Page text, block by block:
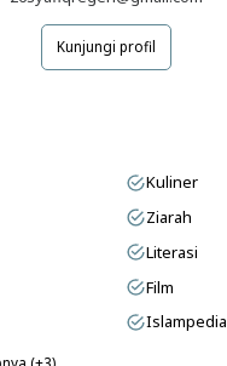
Kunjungi profil
Kuliner
Ziarah
Literasi
Film
Islampedia